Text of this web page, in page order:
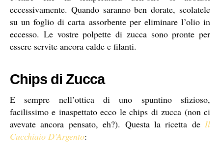
eccessivamente. Quando saranno ben dorate, scolatele
su un foglio di carta assorbente per eliminare l’olio in
eccesso. Le vostre polpette di zucca sono pronte per
essere servite ancora calde e filanti.
Chips di Zucca
E sempre nell’ottica di uno spuntino sfizioso,
facilissimo e inaspettato ecco le chips di zucca (non ci
avevate ancora pensato, eh?). Questa la ricetta de Il
Cucchiaio D’Argento: